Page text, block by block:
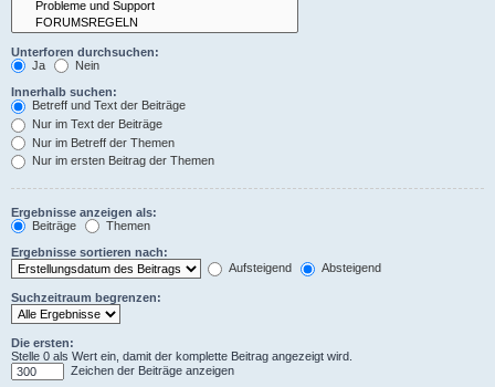
Unterforen durchsuchen:
Ja
Nein
Innerhalb suchen:
Betreff und Text der Beiträge
Nur im Text der Beiträge
Nur im Betreff der Themen
Nur im ersten Beitrag der Themen
Ergebnisse anzeigen als:
Beiträge
Themen
Ergebnisse sortieren nach:
Aufsteigend
Absteigend
Suchzeitraum begrenzen:
Die ersten:
Stelle 0 als Wert ein, damit der komplette Beitrag angezeigt wird.
Zeichen der Beiträge anzeigen